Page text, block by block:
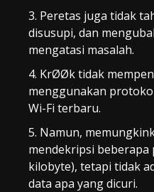
Peretas juga tidak
disusupi, dan
mengatasi masalah.
KrØØk tidak
menggunakan
Wi-Fi terbaru.
Namun,
mendekripsi
kilobyte), tetapi tidak
data apa yang dicuri.